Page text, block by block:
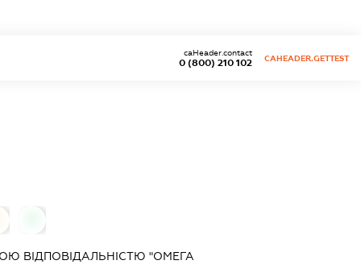
0 (800) 210 102
caHeader.contact
CAHEADER.GETTEST
ВІДПОВІДАЛЬНІСТЮ "ОМЕГА